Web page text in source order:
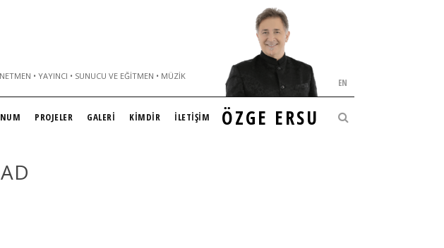
• YAYINCI • SUNUCU VE EĞITMEN • MÜZIK
ÖZGE ERSU
EN
PROJELER GALERİ KİMDİR İLETİŞİM